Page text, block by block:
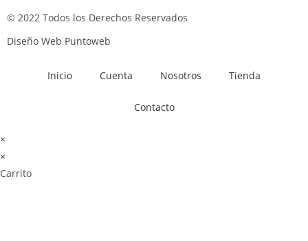
© 2022 Todos los Derechos Reservados
Diseño Web Puntoweb
Inicio Cuenta Nosotros Tienda
Contacto
×
×
Carrito